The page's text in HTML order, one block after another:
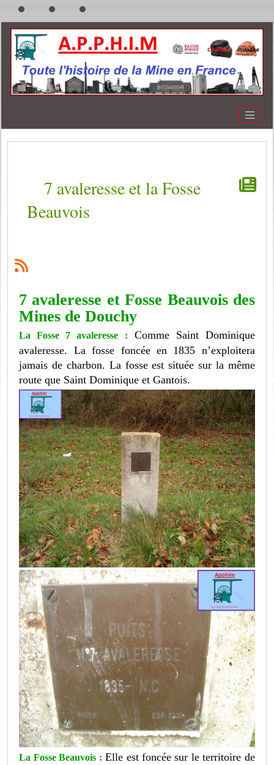
7 avaleresse et la Fosse
Beauvois
7 avaleresse et Fosse Beauvois des
Mines de Douchy
La Fosse 7 avaleresse :
Comme Saint Dominique
avaleresse. La fosse foncée en 1835 n’exploitera
jamais de charbon. La fosse est située sur la même
route que Saint Dominique et Gantois.
La Fosse Beauvois : Elle est foncée sur le territoire de